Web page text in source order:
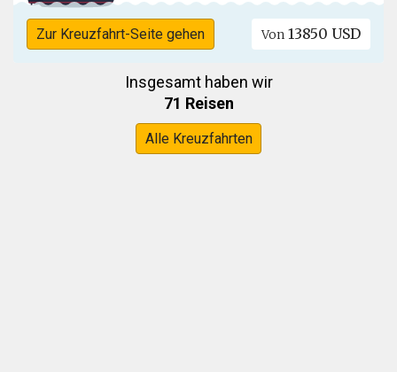
Zur Kreuzfahrt-Seite gehen Von 13850 USD
Insgesamt haben wir
71 Reisen
Alle Kreuzfahrten